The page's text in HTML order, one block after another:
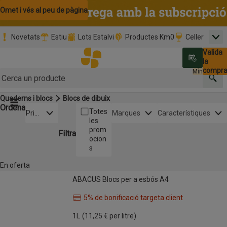
Omet i vés al contingut
Omet i vés a la cerca
Omet i vés al peu de pàgina
Novetats Estiu Lots Estalvi Productes Km0 Celler
Promoció clients nous Tria data
Valida
la
compra
0,00 €
Mínim:
Botó del menú principal
Quaderns i blocs Blocs de dibuix
Ordena Obre-ho per veure una llista de les opcions d'ordenació
Prim
Filtra
Totes
les
prom
ocion
s
Marques Característiques
Llista de productes
En oferta
ABACUS Blocs per a esbós A4ABACUS Blocs per a esbós A4
5% de bonificació targeta client
1L
(11,25 € per litre)